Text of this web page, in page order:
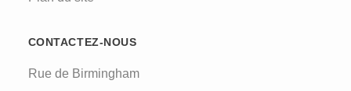
CONTACTEZ-NOUS
Rue de Birmingham